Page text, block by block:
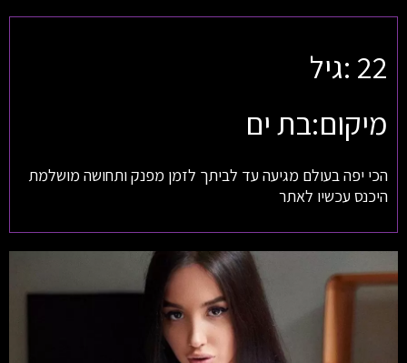
22 :גיל
מיקום:בת ים
הכי יפה בעולם מגיעה עד לביתך לזמן מפנק ותחושה מושלמת
היכנס עכשיו לאתר